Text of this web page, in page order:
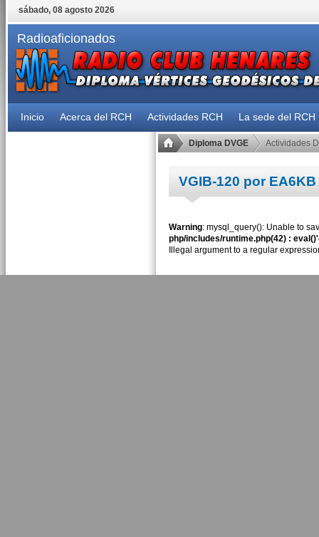
sábado, 08 agosto 2026
Radioaficionados
Inicio Acerca del RCH Actividades RCH La sede del RCH
Diploma DVGE Actividades
VGIB-120 por EA6KB
Warning: mysql_query(): Unable to
php/includes/runtime.php(42) :
Illegal argument to a regular